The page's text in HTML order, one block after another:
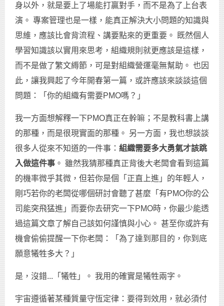
身以外，就是要上了場能打贏對手，而不是為了上台表
演。 專案管理也是一樣，能真正解決大小問題的知識與
思維，應該比會背流程、講要點來的更重要。 既然個人
學習知識該以實用來思考，組織規則就更應該是這樣，
而不是做了繁文縟節，可是對組織營運毫無幫助。 也因
此，讓我興起了今年開春第一篇，或許應該來談談這個
問題：「你的組織有需要PMO嗎？」
我一方面想解釋一下PMO真正在幹嘛；不是教科書上講
的那種，而是很現實面的那種。 另一方面，我也想談談
很多人從來不知道的一件事： 組織需要多大勇氣才該跳
入做這件事 。 雖然我猜那種真正背後大老闆會看到這篇
的機率微乎其微，但若你是個「正直上進」的年輕人，
剛巧若你的老闆從哪個研討會聽了甚麼「有PMO你的公
司能突飛猛進」而要你去研究一下PMO時，你最少能透
過這篇文章了解自己該如何謹慎與小心。 甚至你或許有
機會偷偷提醒一下你老闆：「為了達到那目的，你到底
願意犧牲多大？」
是，沒錯...「犧牲」。 我用的確實是犧牲兩字。
宇宙遵循著某種質量守恆定律：要得到效用，就必須付